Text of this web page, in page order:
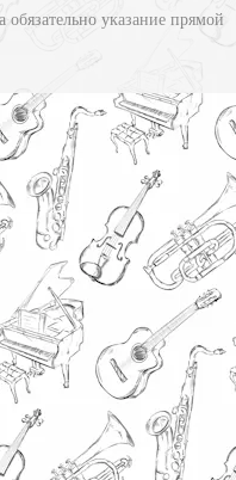
указание прямой